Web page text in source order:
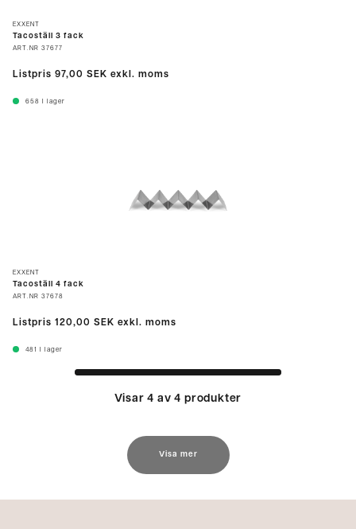
EXXENT
Tacoställ 3 fack
ART.NR 37677
Listpris 97,00 SEK exkl. moms
658 I lager
EXXENT
Tacoställ 4 fack
ART.NR 37678
Listpris 120,00 SEK exkl. moms
481 I lager
Visar 4 av 4 produkter
Visa mer